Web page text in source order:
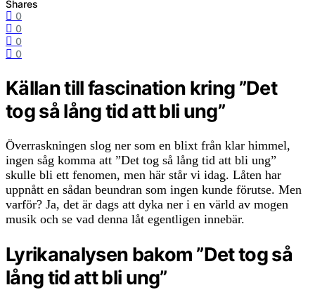
Shares
0
0
0
0
Källan till fascination kring ”Det
tog så lång tid att bli ung”
Överraskningen slog ner som en blixt från klar himmel,
ingen såg komma att ”Det tog så lång tid att bli ung”
skulle bli ett fenomen, men här står vi idag. Låten har
uppnått en sådan beundran som ingen kunde förutse. Men
varför? Ja, det är dags att dyka ner i en värld av mogen
musik och se vad denna låt egentligen innebär.
Lyrikanalysen bakom ”Det tog så
lång tid att bli ung”